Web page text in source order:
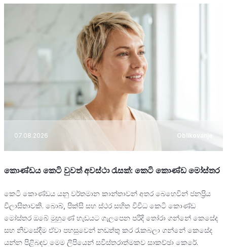
07.08.2026 Oblikovanje
කොණ්ඩය කෙටි වුවත් අවස්ථා රැසක්: කෙටි කොණ්ඩ මෝස්තර
කෙටි කොණ්ඩය යනු වර්තමාන කාන්තාවන් අතර බෙහෙවින් ජනප්‍රිය
විලාසිතාවකි. බොබ්, පික්සි සහ ස්ථර සහිත විවිධ කෙටි කොණ්ඩ
මෝස්තර ඔබේ මුහුණේ හැඩයට ගැලපෙන පරිදි තෝරා ගන්නේ කෙසේද
සහ නිවසේදීම ඒවා පහසුවෙන් නඩත්තු කර රැකබලා ගන්නේ කෙසේද
යන්න පිළිබඳව මෙම ලිපියෙන් සවිස්තරාත්මකව සාකච්ඡා කෙරේ.